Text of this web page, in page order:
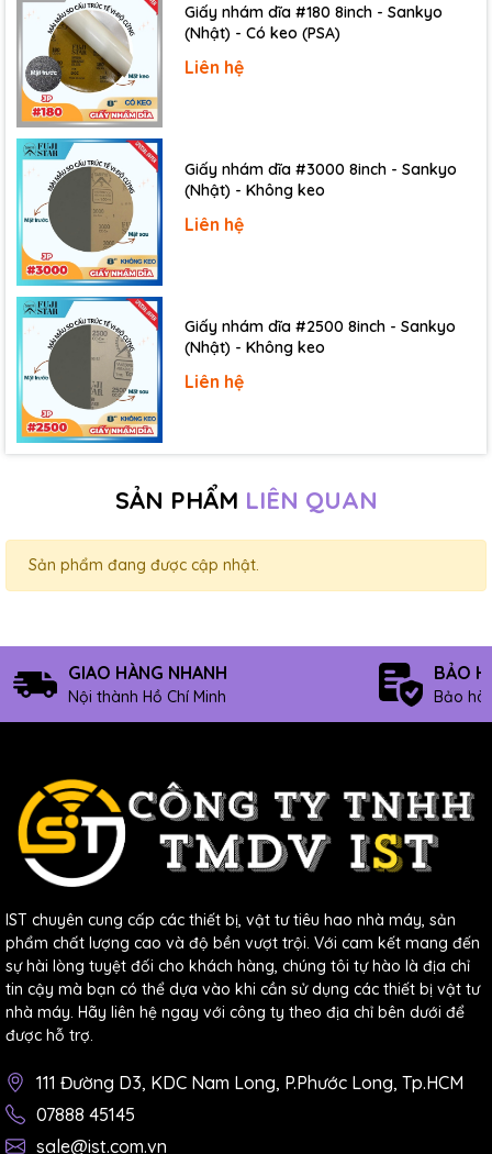
Giấy nhám dĩa #180 8inch - Sankyo
(Nhật) - Có keo (PSA)
Liên hệ
Giấy nhám dĩa #3000 8inch - Sankyo
(Nhật) - Không keo
Liên hệ
Giấy nhám dĩa #2500 8inch - Sankyo
(Nhật) - Không keo
Liên hệ
SẢN PHẨM LIÊN QUAN
Sản phẩm đang được cập nhật.
GIAO HÀNG NHANH
Nội thành Hồ Chí Minh
BẢO
Bảo
IST chuyên cung cấp các thiết bị, vật tư tiêu hao nhà máy, sản
phẩm chất lượng cao và độ bền vượt trội. Với cam kết mang đến
sự hài lòng tuyệt đối cho khách hàng, chúng tôi tự hào là địa chỉ
tin cậy mà bạn có thể dựa vào khi cần sử dụng các thiết bị vật tư
nhà máy. Hãy liên hệ ngay với công ty theo địa chỉ bên dưới để
được hỗ trợ.
111 Đường D3, KDC Nam Long, P.Phước Long, Tp.HCM
07888 45145
sale@ist.com.vn